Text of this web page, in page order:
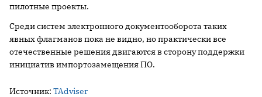
пилотные проекты.
Среди систем электронного документооборота таких
явных флагманов пока не видно, но практически все
отечественные решения двигаются в сторону поддержки
инициатив импортозамещения ПО.
Источник: TAdviser